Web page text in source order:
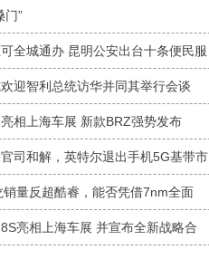
门”
全城通办 昆明公安出台十条便民服
迎智利总统访华并同其举行会谈
相上海车展 新款BRZ强势发布
司和解，英特尔退出手机5G基带市
量反超酷睿，能否凭借7nm全面
亮相上海车展 并宣布全新战略合